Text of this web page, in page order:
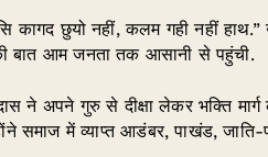
कागद छुयो नहीं, कलम गही नहीं
बात आम जनता तक आसानी से पहुंची.
ने अपने गुरु से दीक्षा लेकर भक्ति मार्ग
समाज में व्याप्त आडंबर, पाखंड, जाति-